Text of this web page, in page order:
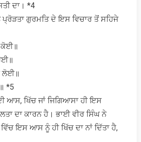
ਦਾ। *4
ਗੁਰਮਤਿ ਦੇ ਇਸ ਵਿਚਾਰ ਤੋਂ ਸਹਿਜੇ
ਲੋਈ॥
*5
ਆਸ, ਖਿੱਚ ਜਾਂ ਜਿਗਿਆਸਾ ਹੀ ਇਸ
ਦਾ ਕਾਰਨ ਹੈ। ਭਾਈ ਵੀਰ ਸਿੰਘ ਨੇ
ਇਸ ਆਸ ਨੂੰ ਹੀ ਖਿੱਚ ਦਾ ਨਾਂ ਦਿੱਤਾ ਹੈ,